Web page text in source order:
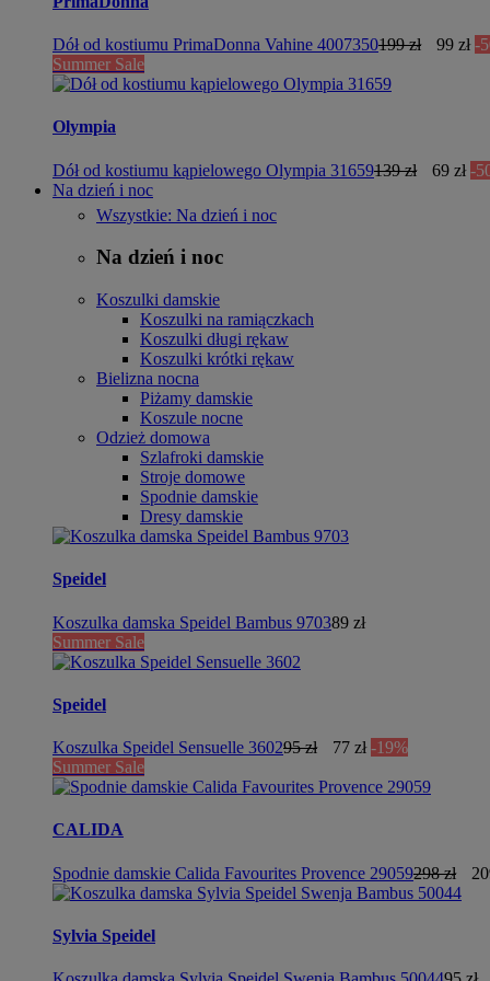
Dół od kostiumu PrimaDonna Vahine 4007350199 zł 99 zł -
Summer Sale
Olympia
Dół od kostiumu kąpielowego Olympia 31659139 zł 69 zł -
Na dzień i noc
Wszystkie: Na dzień i noc
Na dzień i noc
Koszulki damskie
Koszulki na ramiączkach
Koszulki długi rękaw
Koszulki krótki rękaw
Bielizna nocna
Piżamy damskie
Koszule nocne
Odzież domowa
Szlafroki damskie
Stroje domowe
Spodnie damskie
Dresy damskie
Speidel
Koszulka damska Speidel Bambus 970389 zł
Summer Sale
Speidel
Koszulka Speidel Sensuelle 360295 zł 77 zł -19%
Summer Sale
CALIDA
Spodnie damskie Calida Favourites Provence 29059298 zł
Sylvia Speidel